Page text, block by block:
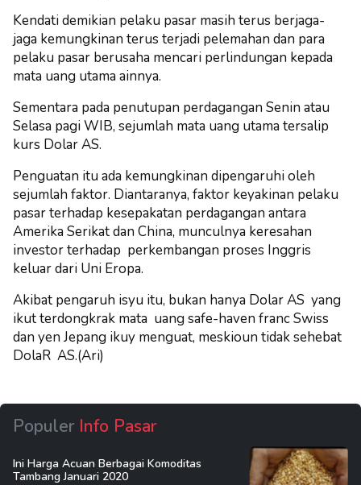
Kendati demikian pelaku pasar masih terus berjaga-
jaga kemungkinan terus terjadi pelemahan dan para
pelaku pasar berusaha mencari perlindungan kepada
mata uang utama ainnya.
Sementara pada penutupan perdagangan Senin atau
Selasa pagi WIB, sejumlah mata uang utama tersalip
kurs Dolar AS.
Penguatan itu ada kemungkinan dipengaruhi oleh
sejumlah faktor. Diantaranya, faktor keyakinan pelaku
pasar terhadap kesepakatan perdagangan antara
Amerika Serikat dan China, munculnya keresahan
investor terhadap perkembangan proses Inggris
keluar dari Uni Eropa.
Akibat pengaruh isyu itu, bukan hanya Dolar AS yang
ikut terdongkrak mata uang safe-haven franc Swiss
dan yen Jepang ikuy menguat, meskioun tidak sehebat
DolaR AS.(Ari)
Populer Info Pasar
Ini Harga Acuan Berbagai Komoditas
Tambang Januari 2020